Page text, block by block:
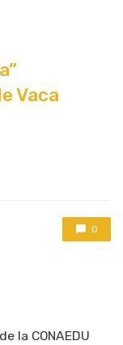
Vaca
0
la CONAEDU